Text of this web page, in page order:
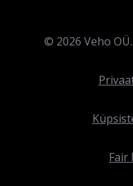
© 2026 Veho
Fair